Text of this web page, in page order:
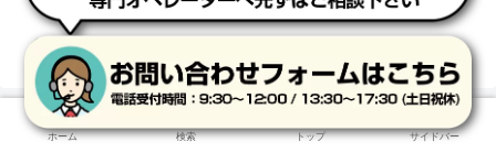
ホーム
ホーム 検索 トップ サイドバー